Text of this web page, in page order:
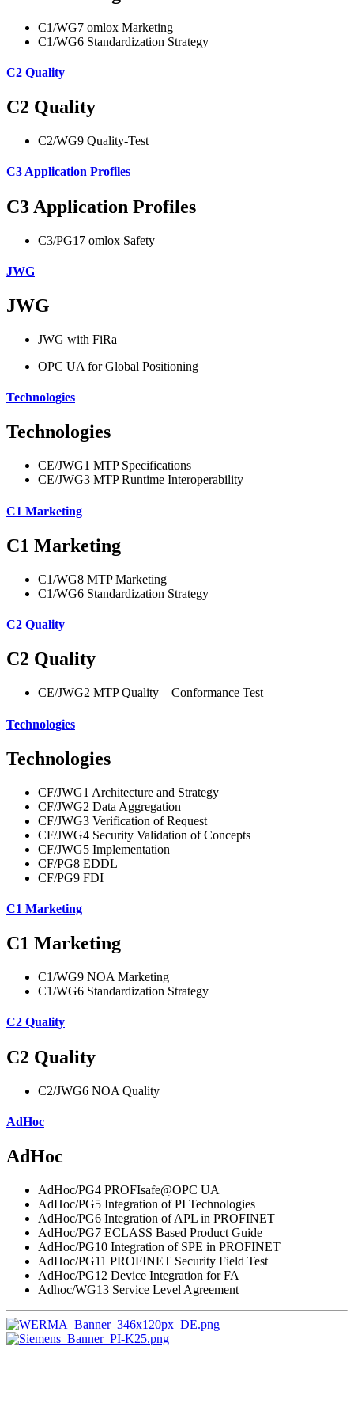
C1/WG7 omlox Marketing
C1/WG6 Standardization Strategy
C2 Quality
C2 Quality
C2/WG9 Quality-Test
C3 Application Profiles
C3 Application Profiles
C3/PG17 omlox Safety
JWG
JWG
JWG with FiRa
OPC UA for Global Positioning
Technologies
Technologies
CE/JWG1 MTP Specifications
CE/JWG3 MTP Runtime Interoperability
C1 Marketing
C1 Marketing
C1/WG8 MTP Marketing
C1/WG6 Standardization Strategy
C2 Quality
C2 Quality
CE/JWG2 MTP Quality – Conformance Test
Technologies
Technologies
CF/JWG1 Architecture and Strategy
CF/JWG2 Data Aggregation
CF/JWG3 Verification of Request
CF/JWG4 Security Validation of Concepts
CF/JWG5 Implementation
CF/PG8 EDDL
CF/PG9 FDI
C1 Marketing
C1 Marketing
C1/WG9 NOA Marketing
C1/WG6 Standardization Strategy
C2 Quality
C2 Quality
C2/JWG6 NOA Quality
AdHoc
AdHoc
AdHoc/PG4 PROFIsafe@OPC UA
AdHoc/PG5 Integration of PI Technologies
AdHoc/PG6 Integration of APL in PROFINET
AdHoc/PG7 ECLASS Based Product Guide
AdHoc/PG10 Integration of SPE in PROFINET
AdHoc/PG11 PROFINET Security Field Test
AdHoc/PG12 Device Integration for FA
Adhoc/WG13 Service Level Agreement